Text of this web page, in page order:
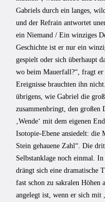
Gabriels durch ein langes,
und der Refrain antwortet
ein Niemand / Ein winziges
Geschichte ist er nur ein
gespielt oder sich überhaupt
wo beim Mauerfall?“, fragt
Ereignisse brauchten ihn
übrigens, wie Gabriel die
zusammenbringt, den großen
‚Wende‘ mit dem eigenen
Isotopie-Ebene ansiedelt: die
Stein gehauene Zahl“. Die
Selbstanklage noch einmal.
drängt sich eine dramatische
fast schon zu sakralen Höhen
angelegt ist, wenn er sich mit